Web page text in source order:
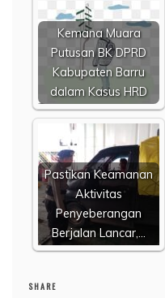
Kemana Muara
Putusan BK DPRD
Kabupaten Barru
dalam Kasus HRD
Pastikan Keamanan
Aktivitas
Penyeberangan
Berjalan Lancar,…
SHARE